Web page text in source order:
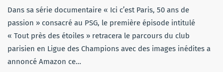
Dans sa série documentaire « Ici c’est Paris, 50 ans de
passion » consacré au PSG, le première épisode intitulé
« Tout près des étoiles » retracera le parcours du club
parisien en Ligue des Champions avec des images inédites a
annoncé Amazon ce…